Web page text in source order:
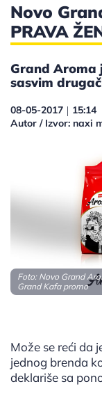
Novo
PRAVA
Grand Aroma
sasvim
08-05-2017 | 15:14
Autor / Izvor: naxi
Foto: Novo Grand
Grand Kafa promo
Može se reći da
jednog brenda
deklariše sa